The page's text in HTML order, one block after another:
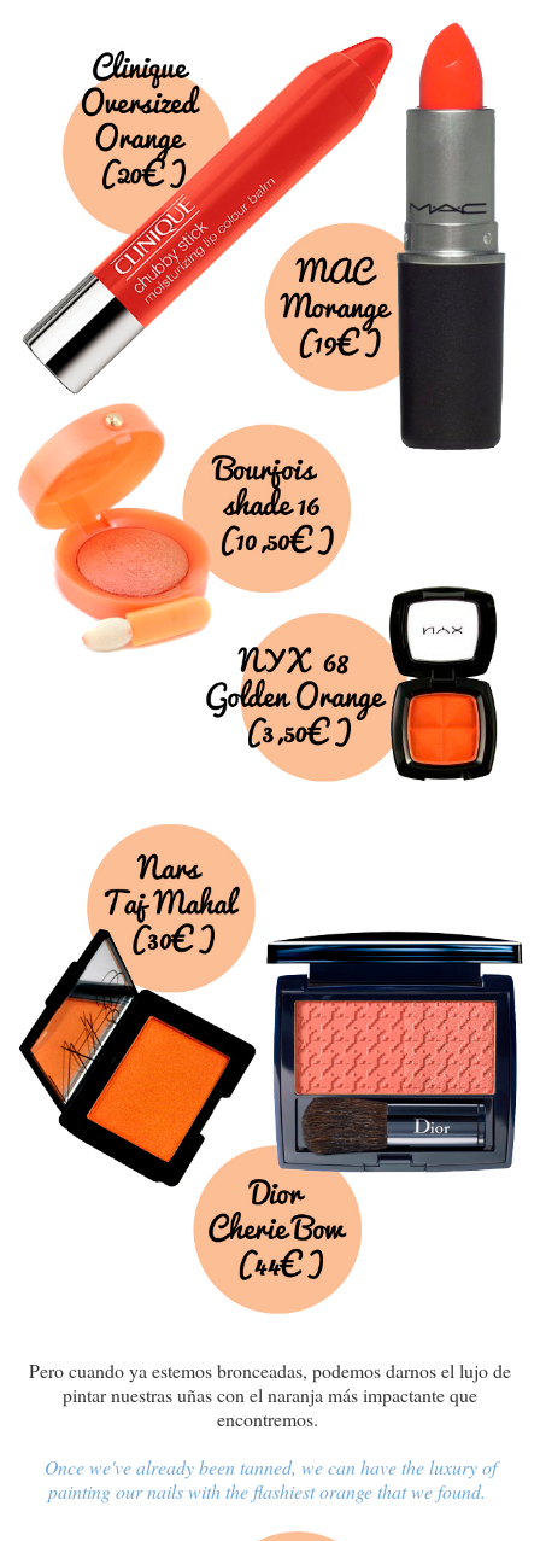
Pero cuando ya estemos bronceadas, podemos darnos el lujo de
pintar nuestras uñas con el naranja más impactante que
encontremos.
Once we've already been tanned, we can have the luxury of
painting our nails with the flashiest orange that we found.